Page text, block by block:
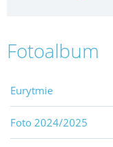
Fotoalbum
Eurytmie
Foto 2024/2025